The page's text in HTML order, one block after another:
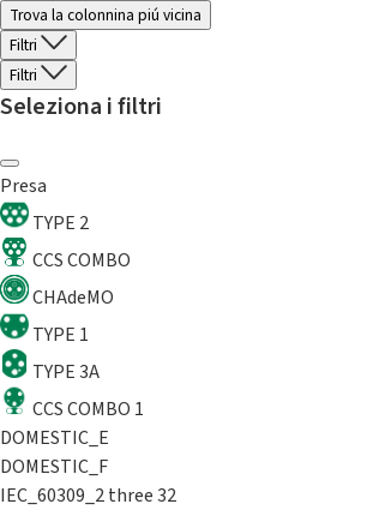
Trova la colonnina piú vicina
Filtri
Filtri
Seleziona i filtri
Presa
TYPE 2
CCS COMBO
CHAdeMO
TYPE 1
TYPE 3A
CCS COMBO 1
DOMESTIC_E
DOMESTIC_F
IEC_60309_2 three 32